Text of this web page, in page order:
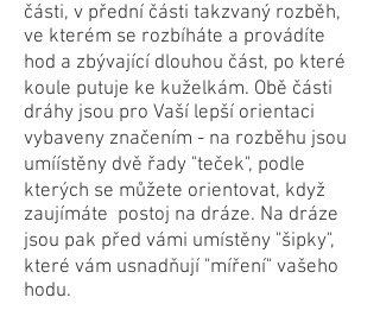
části, v přední části takzvaný rozběh,
ve kterém se rozbíháte a provádíte
hod a zbývající dlouhou část, po které
koule putuje ke kuželkám. Obě části
dráhy jsou pro Vaší lepší orientaci
vybaveny značením - na rozběhu jsou
umíístěny dvě řady "teček", podle
kterých se můžete orientovat, když
zaujímáte postoj na dráze. Na dráze
jsou pak před vámi umístěny "šipky",
které vám usnadňují "míření" vašeho
hodu.